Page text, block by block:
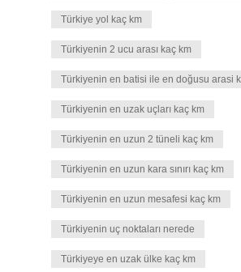
Türkiye yol kaç km
Türkiyenin 2 ucu arası kaç km
Türkiyenin en batisi ile en doğusu arasi
Türkiyenin en uzak uçları kaç km
Türkiyenin en uzun 2 tüneli kaç km
Türkiyenin en uzun kara sınırı kaç km
Türkiyenin en uzun mesafesi kaç km
Türkiyenin uç noktaları nerede
Türkiyeye en uzak ülke kaç km